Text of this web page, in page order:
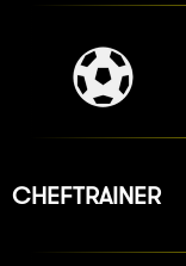
CHEFTRAINER